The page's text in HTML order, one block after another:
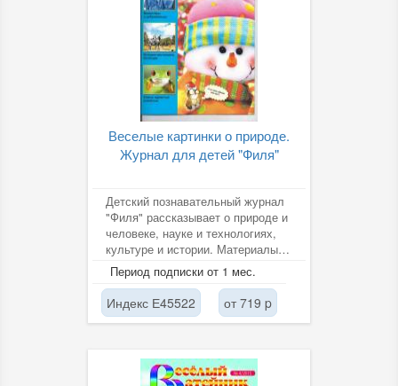
Веселые картинки о природе.
Журнал для детей "Филя"
Детский познавательный журнал
"Филя" рассказывает о природе и
человеке, науке и технологиях,
культуре и истории. Материалы
журнала помогают лучше...
Период подписки от 1 мес.
Индекс Е45522 от 719 p